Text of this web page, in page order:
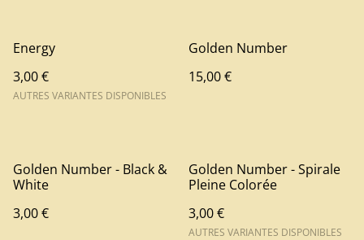
Energy
3,00 €
AUTRES VARIANTES DISPONIBLES
Golden Number
15,00 €
Golden Number - Black &
White
3,00 €
Golden Number - Spirale
Pleine Colorée
3,00 €
AUTRES VARIANTES DISPONIBLES